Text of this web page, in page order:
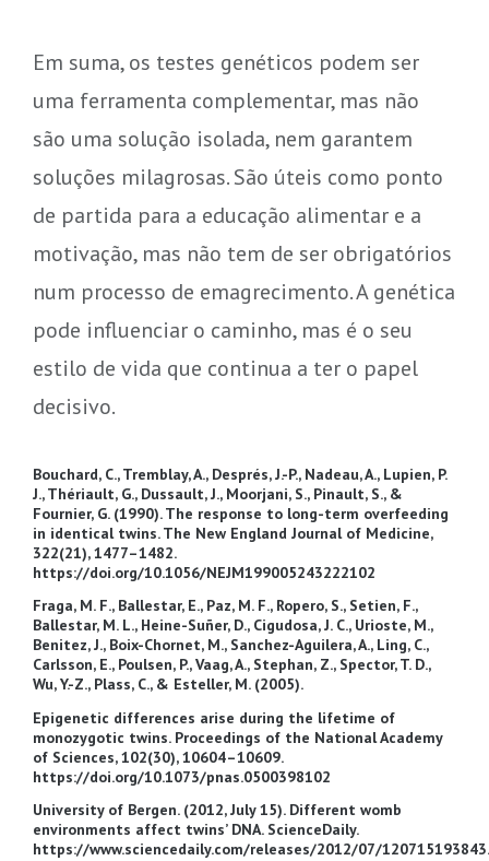
Em suma, os testes genéticos podem ser
uma ferramenta complementar, mas não
são uma solução isolada, nem garantem
soluções milagrosas. São úteis como ponto
de partida para a educação alimentar e a
motivação, mas não tem de ser obrigatórios
num processo de emagrecimento. A genética
pode influenciar o caminho, mas é o seu
estilo de vida que continua a ter o papel
decisivo.
Bouchard, C., Tremblay, A., Després, J.-P., Nadeau, A., Lupien, P.
J., Thériault, G., Dussault, J., Moorjani, S., Pinault, S., &
Fournier, G. (1990). The response to long-term overfeeding
in identical twins. The New England Journal of Medicine,
322(21), 1477–1482.
https://doi.org/10.1056/NEJM199005243222102
Fraga, M. F., Ballestar, E., Paz, M. F., Ropero, S., Setien, F.,
Ballestar, M. L., Heine-Suñer, D., Cigudosa, J. C., Urioste, M.,
Benitez, J., Boix-Chornet, M., Sanchez-Aguilera, A., Ling, C.,
Carlsson, E., Poulsen, P., Vaag, A., Stephan, Z., Spector, T. D.,
Wu, Y.-Z., Plass, C., & Esteller, M. (2005).
Epigenetic differences arise during the lifetime of
monozygotic twins. Proceedings of the National Academy
of Sciences, 102(30), 10604–10609.
https://doi.org/10.1073/pnas.0500398102
University of Bergen. (2012, July 15). Different womb
environments affect twins’ DNA. ScienceDaily.
https://www.sciencedaily.com/releases/2012/07/